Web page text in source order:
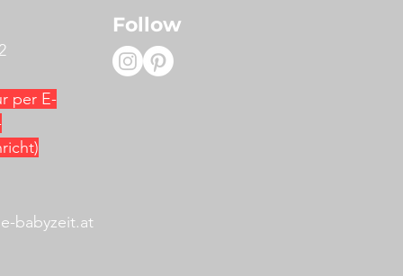
per E-
Follow
babyzeit.at